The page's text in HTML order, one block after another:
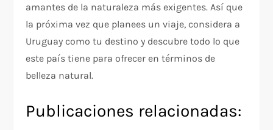
amantes de la naturaleza más exigentes. Así que
la próxima vez que planees un viaje, considera a
Uruguay como tu destino y descubre todo lo que
este país tiene para ofrecer en términos de
belleza natural.
Publicaciones relacionadas: